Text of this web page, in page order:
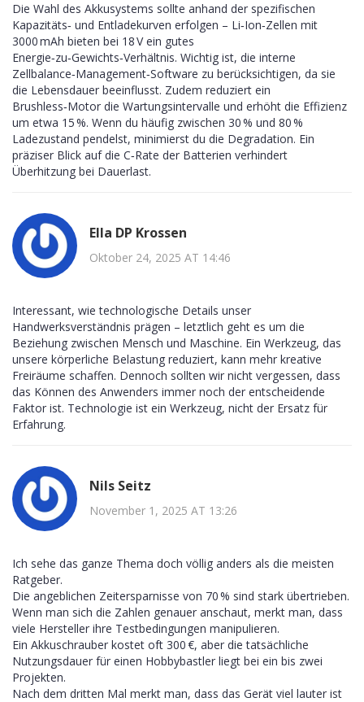
Die Wahl des Akkusystems sollte anhand der spezifischen
Kapazitäts‑ und Entladekurven erfolgen – Li‑Ion‑Zellen mit
3000 mAh bieten bei 18 V ein gutes
Energie‑zu‑Gewichts‑Verhältnis. Wichtig ist, die interne
Zellbalance‑Management‑Software zu berücksichtigen, da sie
die Lebensdauer beeinflusst. Zudem reduziert ein
Brushless‑Motor die Wartungsintervalle und erhöht die Effizienz
um etwa 15 %. Wenn du häufig zwischen 30 % und 80 %
Ladezustand pendelst, minimierst du die Degradation. Ein
präziser Blick auf die C‑Rate der Batterien verhindert
Überhitzung bei Dauerlast.
Ella DP Krossen
Oktober 24, 2025 AT 14:46
Interessant, wie technologische Details unser
Handwerksverständnis prägen – letztlich geht es um die
Beziehung zwischen Mensch und Maschine. Ein Werkzeug, das
unsere körperliche Belastung reduziert, kann mehr kreative
Freiräume schaffen. Dennoch sollten wir nicht vergessen, dass
das Können des Anwenders immer noch der entscheidende
Faktor ist. Technologie ist ein Werkzeug, nicht der Ersatz für
Erfahrung.
Nils Seitz
November 1, 2025 AT 13:26
Ich sehe das ganze Thema doch völlig anders als die meisten
Ratgeber.
Die angeblichen Zeitersparnisse von 70 % sind stark übertrieben.
Wenn man sich die Zahlen genauer anschaut, merkt man, dass
viele Hersteller ihre Testbedingungen manipulieren.
Ein Akkuschrauber kostet oft 300 €, aber die tatsächliche
Nutzungsdauer für einen Hobbybastler liegt bei ein bis zwei
Projekten.
Nach dem dritten Mal merkt man, dass das Gerät viel lauter ist